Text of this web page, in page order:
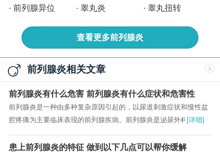
前列腺异位
睾丸炎 睾丸扭转
查看更多前列腺炎
前列腺炎相关文章
前列腺炎有什么危害 前列腺炎有什么症状和危害性
前列腺炎是一种由多种复杂原因引起的，以尿道刺激症状和慢性盆
腔疼痛为主要临床表现的前列腺疾病。前列腺炎是泌尿外科的常见
[详细]
患上前列腺炎的特征 做到以下几点可以帮你缓解